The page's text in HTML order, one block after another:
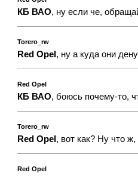
КБ ВАО, ну если че,
Torero_rw
Red Opel , ну а куда они
Red Opel
КБ ВАО, боюсь почему-то,
Torero_rw
Red Opel , вот как? Ну что
Red Opel